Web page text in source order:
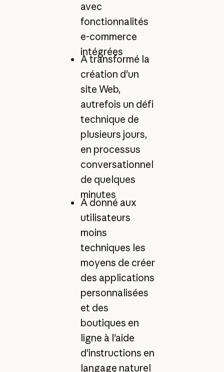
avec
fonctionnalités
e-commerce
intégrées
A transformé la
création d'un
site Web,
autrefois un défi
technique de
plusieurs jours,
en processus
conversationnel
de quelques
minutes
A donné aux
utilisateurs
moins
techniques les
moyens de créer
des applications
personnalisées
et des
boutiques en
ligne à l'aide
d'instructions en
langage naturel